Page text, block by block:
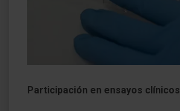
Participación en ensayos clínicos